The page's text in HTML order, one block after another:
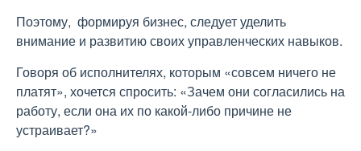
Поэтому, формируя бизнес, следует уделить
внимание и развитию своих управленческих навыков.
Говоря об исполнителях, которым «совсем ничего не
платят», хочется спросить: «Зачем они согласились на
работу, если она их по какой-либо причине не
устраивает?»